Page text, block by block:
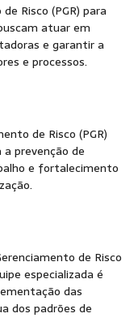
Risco (PGR) para
atuar em
e garantir a
e processos.
de Risco (PGR)
prevenção de
e fortalecimento
de Risco
especializada é
das
dos padrões de